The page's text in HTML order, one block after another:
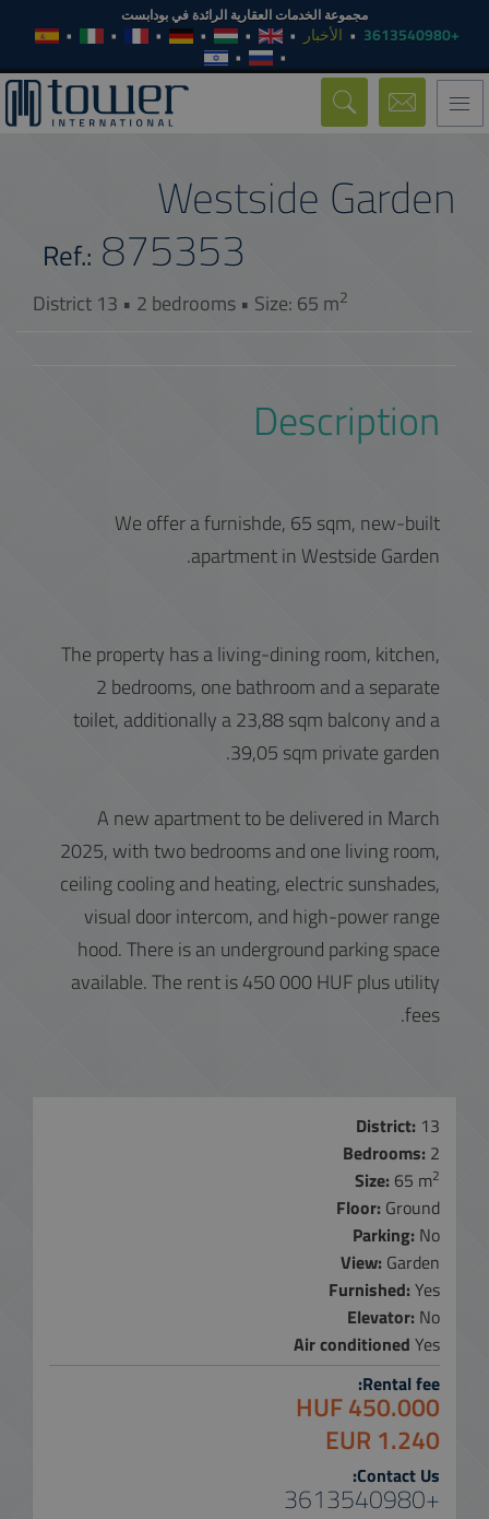
مجموعة الخدمات العقارية الرائدة في بودابست
+3613540980 الأخبار
Toggle
navigation
Westside Garden
Ref.: 875353
District 13 • 2 bedrooms • Size: 65 m2
Description
We offer a furnishde, 65 sqm, new-built
apartment in Westside Garden.
The property has a living-dining room, kitchen,
2 bedrooms, one bathroom and a separate
toilet, additionally a 23,88 sqm balcony and a
39,05 sqm private garden.
A new apartment to be delivered in March
2025, with two bedrooms and one living room,
ceiling cooling and heating, electric sunshades,
visual door intercom, and high-power range
hood. There is an underground parking space
available. The rent is 450 000 HUF plus utility
fees.
District: 13
Bedrooms: 2
Size: 65 m2
Floor: Ground
Parking: No
View: Garden
Furnished: Yes
Elevator: No
Air conditioned Yes
Rental fee:
450.000 HUF
1.240 EUR
Contact Us:
+3613540980